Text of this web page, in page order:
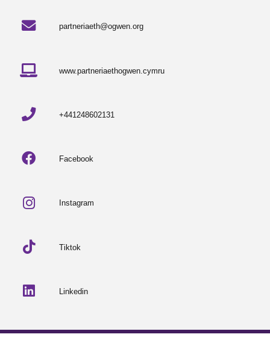
partneriaeth@ogwen.org
www.partneriaethogwen.cymru
+441248602131
Facebook
Instagram
Tiktok
Linkedin